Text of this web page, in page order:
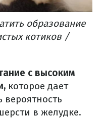
образование
котиков /
с высоким
которое дает
в желудке.